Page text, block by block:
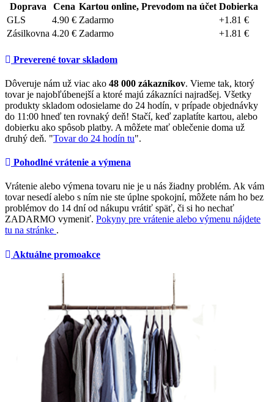
Doprava
Cena Kartou online, Prevodom na účet Dobierka
GLS
4.90 € Zadarmo
+1.81 €
Zásilkovna 4.20 € Zadarmo +1.81 €
Preverené tovar skladom
Dôveruje nám už viac ako 48 000 zákazníkov. Vieme tak, ktorý
tovar je najobľúbenejší a ktoré majú zákazníci najradšej. Všetky
produkty skladom odosielame do 24 hodín, v prípade objednávky
do 11:00 hneď ten rovnaký deň! Stačí, keď zaplatíte kartou, alebo
dobierku ako spôsob platby. A môžete mať oblečenie doma už
druhý deň. "Tovar do 24 hodín tu".
Pohodlné vrátenie a výmena
Vrátenie alebo výmena tovaru nie je u nás žiadny problém. Ak vám
tovar nesedí alebo s ním nie ste úplne spokojní, môžete nám ho bez
problémov do 14 dní od nákupu vrátiť späť, či si ho nechať
ZADARMO vymeniť. Pokyny pre vrátenie alebo výmenu nájdete
tu na stránke .
Aktuálne promoakce